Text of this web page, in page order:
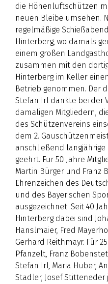
die Höhenluftschützen
neuen Bleibe umsehen.
regelmäßige
Hinterberg, wo damals
einem großen
zusammen mit den
Hinterberg im Keller
Betrieb genommen. Der
Stefan Irl dankte bei der
damaligen Mitgliedern,
des Schützenvereins
dem 2.
anschließend
geehrt. Für 50 Jahre
Martin Bürger und Franz
Ehrenzeichen des
und des Bayerischen
ausgezeichnet. Seit 40
Hinterberg dabei sind
Hanslmaier, Fred
Gerhard Reithmayr. Für
Pfanzelt, Franz
Stefan Irl, Maria Huber,
Stadler, Josef Stitteneder